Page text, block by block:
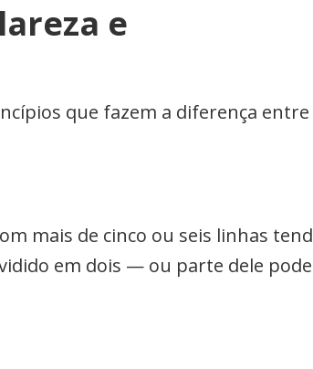
e
que fazem a diferença
mais de cinco ou seis linhas
em dois — ou parte dele